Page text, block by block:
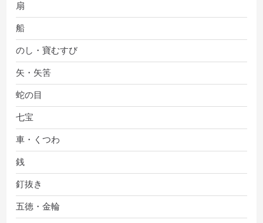
扇
船
のし・寶むすび
矢・矢筈
蛇の目
七宝
車・くつわ
銭
釘抜き
五徳・金輪